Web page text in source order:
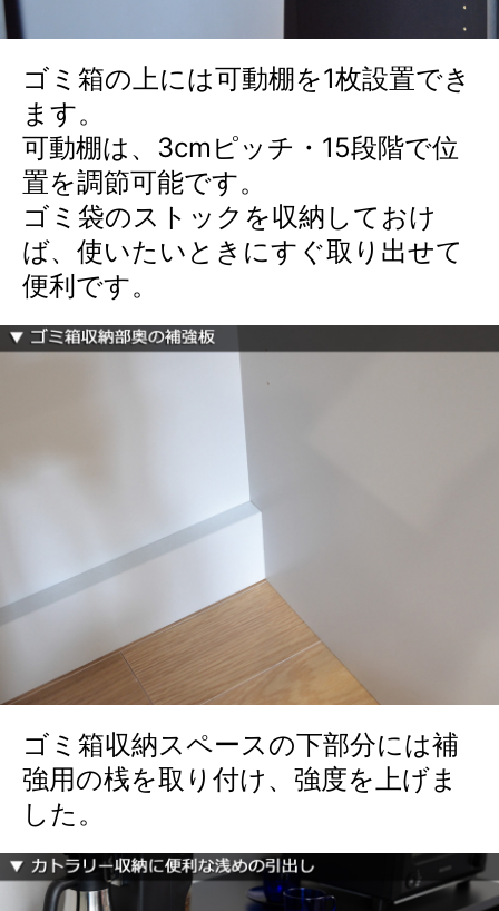
ゴミ箱の上には可動棚を1枚設置でき
ます。
可動棚は、3cmピッチ・15段階で位
置を調節可能です。
ゴミ袋のストックを収納しておけ
ば、使いたいときにすぐ取り出せて
便利です。
ゴミ箱収納スペースの下部分には補
強用の桟を取り付け、強度を上げま
した。